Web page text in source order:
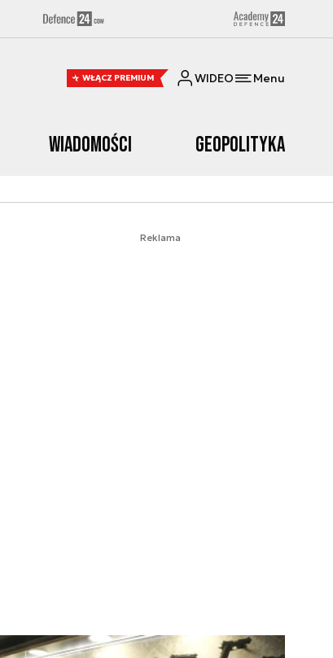
WŁĄCZ PREMIUM WIDEO Menu
Wiadomości Geopolityka
Reklama